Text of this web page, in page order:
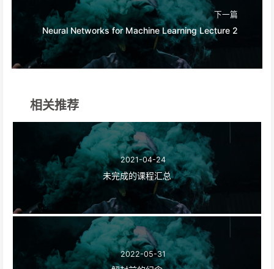
下一篇
Neural Networks for Machine Learning Lecture 2
相关推荐
2021-04-24
未完成的课程汇总
2022-05-31